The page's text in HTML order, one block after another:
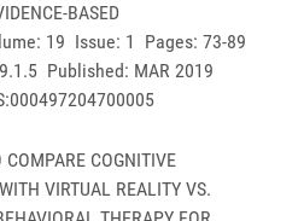
BASED
19 Issue: 1 Pages: 73-89
Published: MAR 2019
COGNITIVE
VIRTUAL REALITY VS.